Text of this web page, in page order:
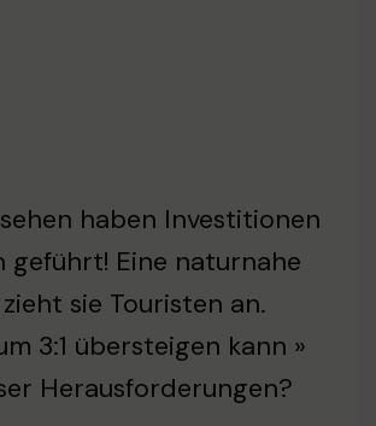
haben Investitionen
geführt! Eine naturnahe
sie Touristen an.
3:1 übersteigen kann »
Herausforderungen?